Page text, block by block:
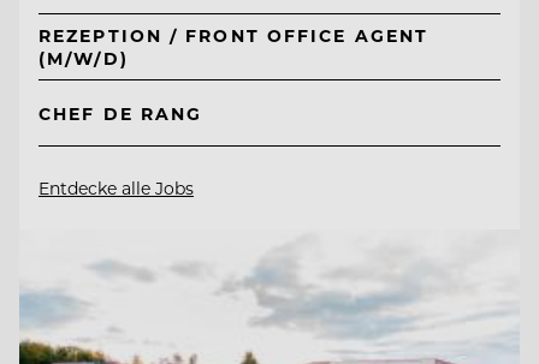
REZEPTION / FRONT OFFICE AGENT
(M/W/D)
CHEF DE RANG
Entdecke alle Jobs